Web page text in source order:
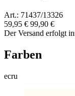
Art.: 71437/13326
59,95 € 99,90 €
Der Versand erfolgt
Farben
ecru